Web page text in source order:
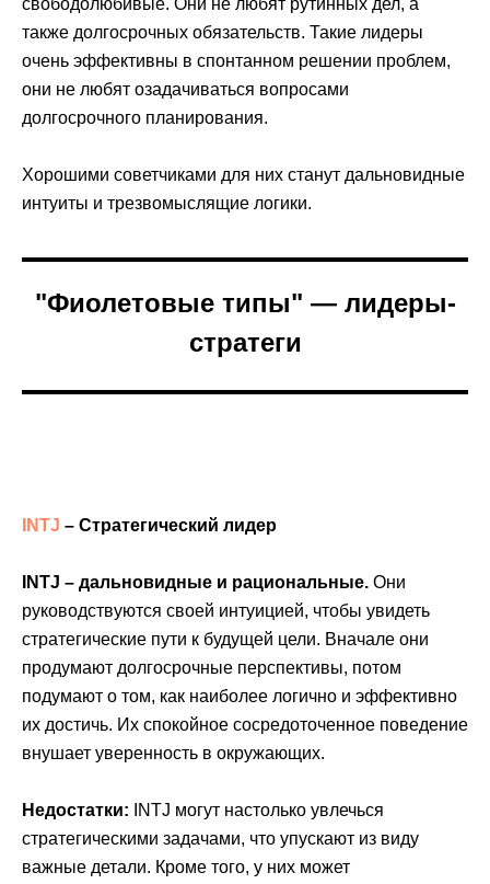
свободолюбивые. Они не любят рутинных дел, а
также долгосрочных обязательств. Такие лидеры
очень эффективны в спонтанном решении проблем,
они не любят озадачиваться вопросами
долгосрочного планирования.
Хорошими советчиками для них станут дальновидные
интуиты и трезвомыслящие логики.
"Фиолетовые типы" — лидеры-
стратеги
INTJ – Стратегический лидер
INTJ – дальновидные и рациональные. Они
руководствуются своей интуицией, чтобы увидеть
стратегические пути к будущей цели. Вначале они
продумают долгосрочные перспективы, потом
подумают о том, как наиболее логично и эффективно
их достичь. Их спокойное сосредоточенное поведение
внушает уверенность в окружающих.
Недостатки: INTJ могут настолько увлечься
стратегическими задачами, что упускают из виду
важные детали. Кроме того, у них может